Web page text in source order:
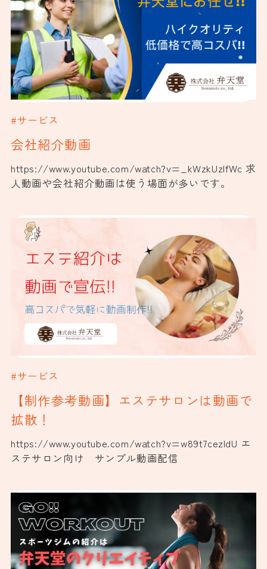
#サービス
会社紹介動画
https://www.youtube.com/watch?v=_kWzkUzIfWc 求
人動画や会社紹介動画は使う場面が多いです。
#サービス
【制作参考動画】エステサロンは動画で
拡散！
https://www.youtube.com/watch?v=w89t7cezIdU エ
ステサロン向け サンプル動画配信